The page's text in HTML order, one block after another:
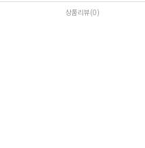
상품리뷰(0)